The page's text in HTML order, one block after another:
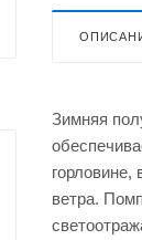
Зимняя
ветра.